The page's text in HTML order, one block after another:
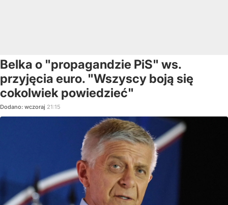
Belka o "propagandzie PiS" ws.
przyjęcia euro. "Wszyscy boją się
cokolwiek powiedzieć"
Dodano: wczoraj 21:15